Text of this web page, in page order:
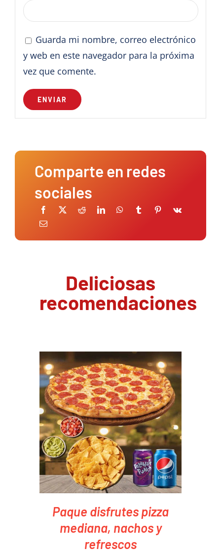
Guarda mi nombre, correo electrónico
y web en este navegador para la próxima
vez que comente.
Comparte en redes
sociales
Deliciosas
recomendaciones
PEDIR AHORA
/
DETAILS
Paque disfrutes pizza
mediana, nachos y
refrescos